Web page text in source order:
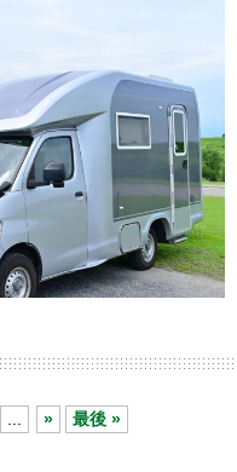
» 最後 »